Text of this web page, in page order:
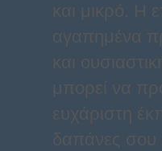
και μικρό. Η
αγαπημένα
και
μπορεί να
ευχάριστη
δαπάνες σου